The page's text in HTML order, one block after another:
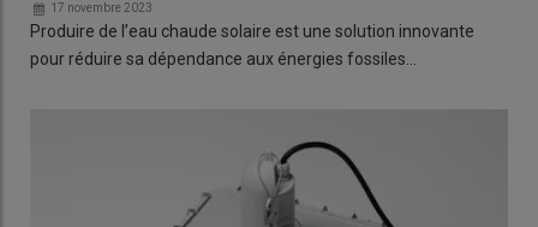
17 novembre 2023
Produire de l’eau chaude solaire est une solution innovante
pour réduire sa dépendance aux énergies fossiles…